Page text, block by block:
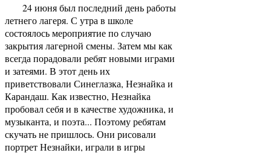
24 июня был последний день работы
летнего лагеря. С утра в школе
состоялось мероприятие по случаю
закрытия лагерной смены. Затем мы как
всегда порадовали ребят новыми играми
и затеями. В этот день их
приветствовали Синеглазка, Незнайка и
Карандаш. Как известно, Незнайка
пробовал себя и в качестве художника, и
музыканта, и поэта... Поэтому ребятам
скучать не пришлось. Они рисовали
портрет Незнайки, играли в игры